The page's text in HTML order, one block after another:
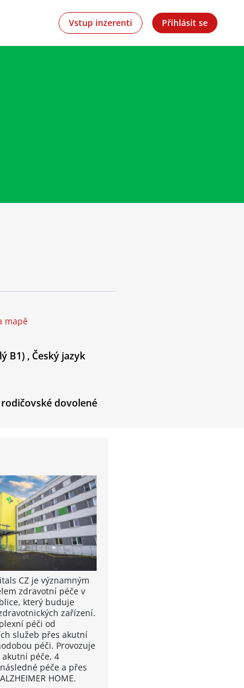
Vstup inzerenti Přihlásit se
mapě
B1) , Český jazyk
dovolené
CZ je významným
zdravotní péče v
který buduje
zařízení.
péči od
služeb přes akutní
péči. Provozuje
péče, 4
péče a přes
HOME.